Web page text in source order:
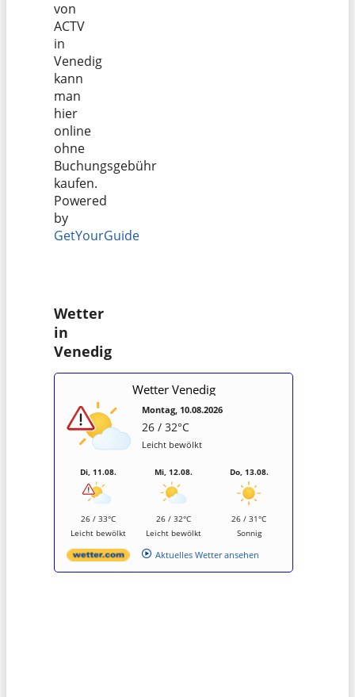
von
ACTV
in
Venedig
kann
man
hier
online
ohne
Buchungsgebühr
kaufen.
Powered
by
GetYourGuide
Wetter
in
Venedig
Wetter Venedig
Montag, 10.08.2026
26 / 32°C
Leicht bewölkt
Di, 11.08.
26 / 33°C
Leicht bewölkt
Mi, 12.08.
26 / 32°C
Leicht bewölkt
Do, 13.08.
26 / 31°C
Sonnig
Aktuelles Wetter ansehen